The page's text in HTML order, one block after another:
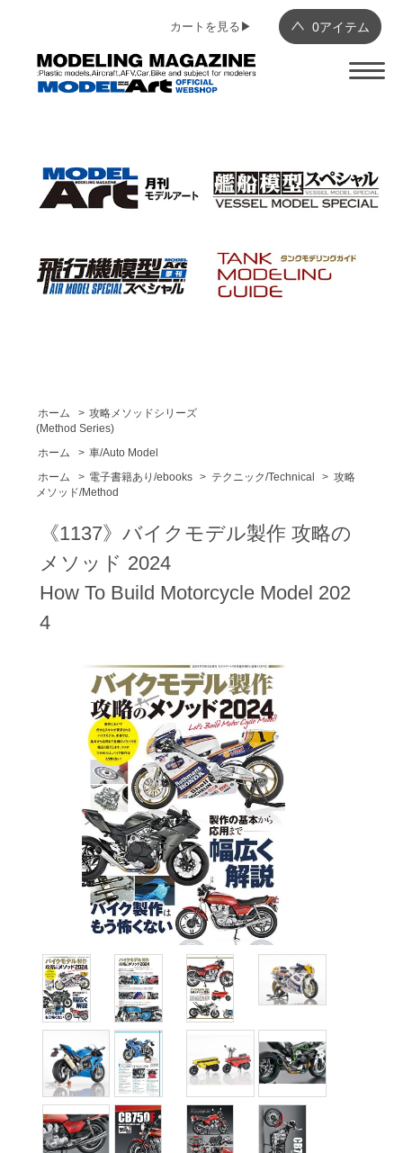
0アイテム
カートを見る▶︎
ホーム > 攻略メソッドシリーズ
(Method Series)
ホーム
> 車/Auto Model
ホーム
> 電子書籍あり/ebooks > テクニック/Technical > 攻略
メソッド/Method
《1137》バイクモデル製作 攻略の
メソッド 2024
How To Build Motorcycle Model 202
4